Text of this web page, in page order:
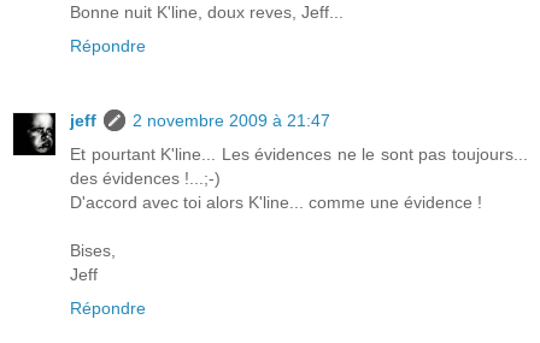
Bonne nuit K'line, doux reves, Jeff...
Répondre
jeff
2 novembre 2009 à 21:47
Et pourtant K'line... Les évidences ne le sont pas toujours...
des évidences !...;-)
D'accord avec toi alors K'line... comme une évidence !
Bises,
Jeff
Répondre